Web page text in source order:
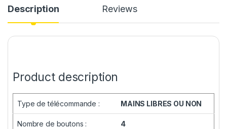
Description Reviews
Product description
Type de télécommande : MAINS LIBRES OU NON
Nombre de boutons : 4